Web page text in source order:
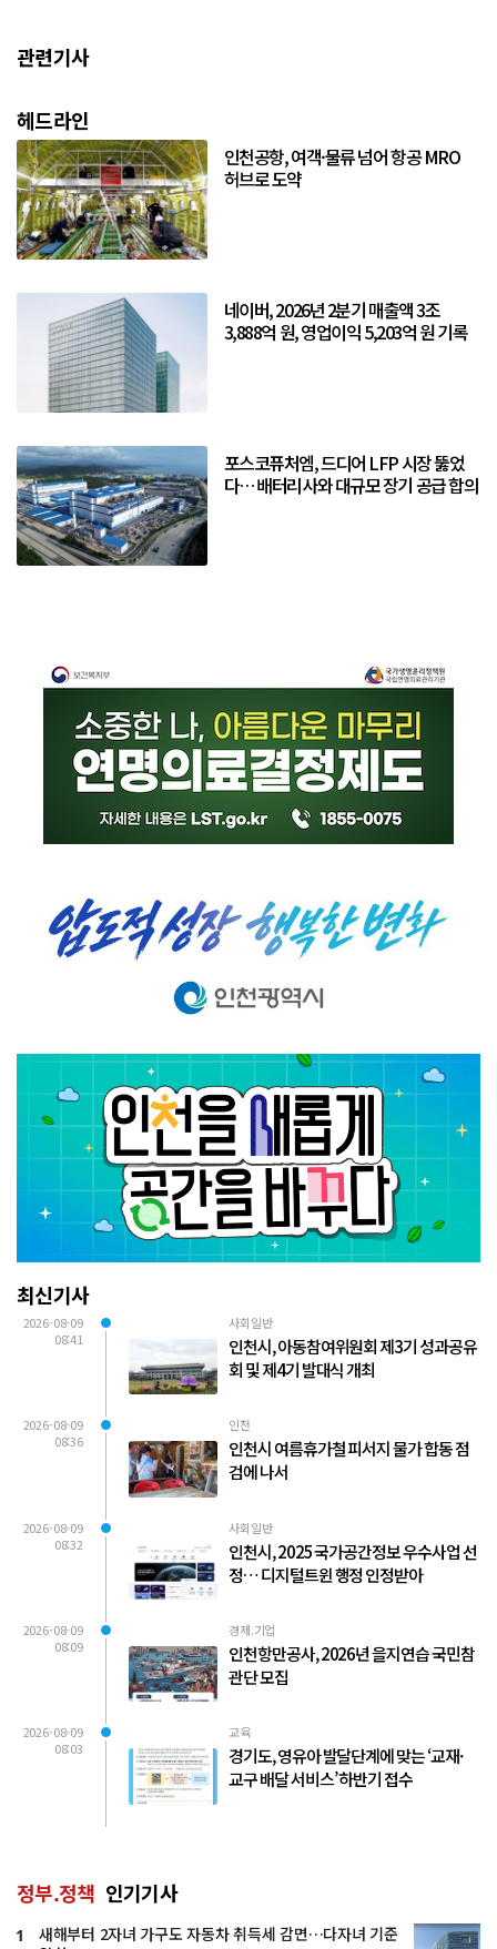
관련기사
헤드라인
인천공항, 여객·물류 넘어 항공 MRO
허브로 도약
네이버, 2026년 2분기 매출액 3조
3,888억 원, 영업이익 5,203억 원 기록
포스코퓨처엠, 드디어 LFP 시장 뚫었
다… 배터리사와 대규모 장기 공급 합의
최신기사
2026-08-09
08:41
사회일반
인천시, 아동참여위원회 제3기 성과공유
회 및 제4기 발대식 개최
2026-08-09
08:36
인천
인천시 여름휴가철 피서지 물가 합동 점
검에 나서
2026-08-09
08:32
사회일반
인천시, 2025 국가공간정보 우수사업 선
정… 디지털트윈 행정 인정받아
2026-08-09
08:09
경제.기업
인천항만공사, 2026년 을지연습 국민참
관단 모집
2026-08-09
08:03
교육
경기도, 영유아 발달단계에 맞는 ‘교재·
교구 배달 서비스’ 하반기 접수
정부.정책 인기기사
1
새해부터 2자녀 가구도 자동차 취득세 감면…다자녀 기준